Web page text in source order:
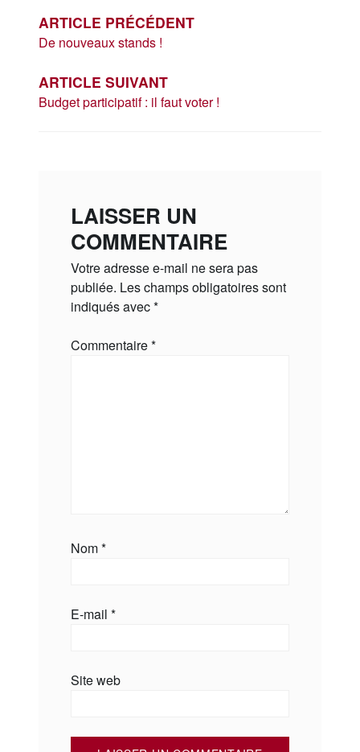
L’ARTICLE
ARTICLE PRÉCÉDENT
De nouveaux stands !
ARTICLE SUIVANT
Budget participatif : il faut voter !
LAISSER UN
COMMENTAIRE
Votre adresse e-mail ne sera pas
publiée. Les champs obligatoires sont
indiqués avec*
Commentaire*
Nom*
E-mail *
Site web